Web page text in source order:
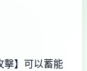
擊】可以蓄能